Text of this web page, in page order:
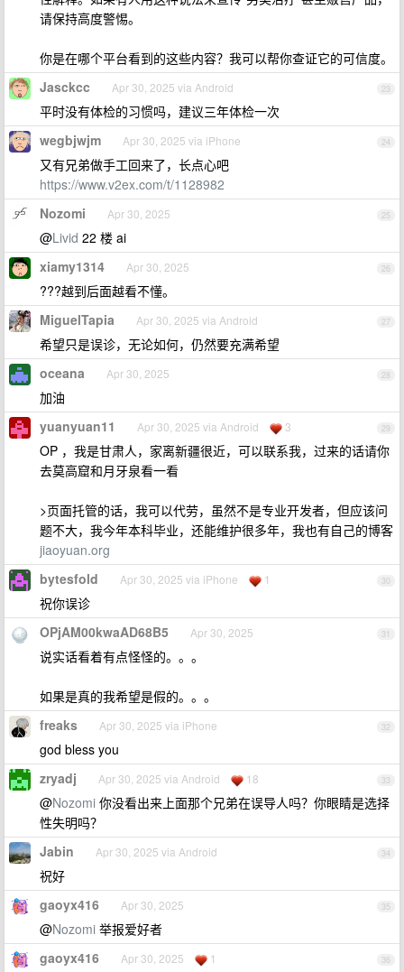
请保持高度警惕。
你是在哪个平台看到的这些内容？我可以帮你查证它的可信度。
23
Jasckcc Apr 30, 2025 via Android
平时没有体检的习惯吗，建议三年体检一次
24
wegbjwjm Apr 30, 2025 via iPhone
又有兄弟做手工回来了，长点心吧
https://www.v2ex.com/t/1128982
25
Nozomi Apr 30, 2025
@Livid 22 楼 ai
26
xiamy1314 Apr 30, 2025
???越到后面越看不懂。
27
MiguelTapia Apr 30, 2025 via Android
希望只是误诊，无论如何，仍然要充满希望
28
oceana Apr 30, 2025
加油
29
yuanyuan11 Apr 30, 2025 via Android 3
OP ，我是甘肃人，家离新疆很近，可以联系我，过来的话请你
去莫高窟和月牙泉看一看
>页面托管的话，我可以代劳，虽然不是专业开发者，但应该问
题不大，我今年本科毕业，还能维护很多年，我也有自己的博客
jiaoyuan.org
30
bytesfold Apr 30, 2025 via iPhone 1
祝你误诊
31
OPjAM00kwaAD68B5 Apr 30, 2025
说实话看着有点怪怪的。。。
如果是真的我希望是假的。。。
32
freaks Apr 30, 2025 via iPhone
god bless you
33
zryadj Apr 30, 2025 via Android 18
@Nozomi 你没看出来上面那个兄弟在误导人吗？你眼睛是选择
性失明吗？
34
Jabin Apr 30, 2025 via Android
祝好
35
gaoyx416 Apr 30, 2025
@Nozomi 举报爱好者
36
gaoyx416 Apr 30, 2025 1